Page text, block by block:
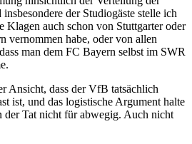
der Studiogäste stelle ich
Klagen auch schon von Stuttgarter oder
vernommen habe, oder von allen
man dem FC Bayern selbst im SWR
Ansicht, dass der VfB tatsächlich
ist, und das logistische Argument halte
der Tat nicht für abwegig. Auch nicht